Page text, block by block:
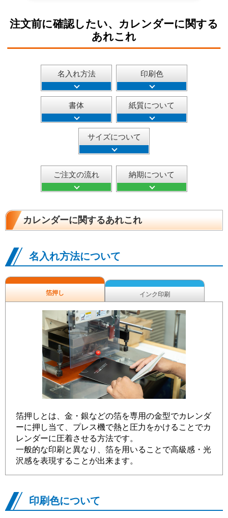
注文前に確認したい、カレンダーに関する
あれこれ
名入れ方法 印刷色
書体 紙質について
サイズについて
ご注文の流れ 納期について
カレンダーに関するあれこれ
名入れ方法について
箔押し インク印刷
箔押しとは、金・銀などの箔を専用の金型でカレンダ
ーに押し当て、プレス機で熱と圧力をかけることでカ
レンダーに圧着させる方法です。
一般的な印刷と異なり、箔を用いることで高級感・光
沢感を表現することが出来ます。
印刷色について